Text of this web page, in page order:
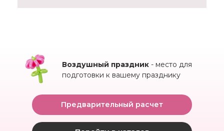
Воздушный праздник - место для
подготовки к вашему празднику
Предварительный расчет